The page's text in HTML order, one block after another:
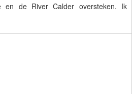
en de River Calder oversteken. Ik